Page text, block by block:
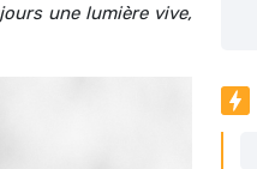
une lumière vive,